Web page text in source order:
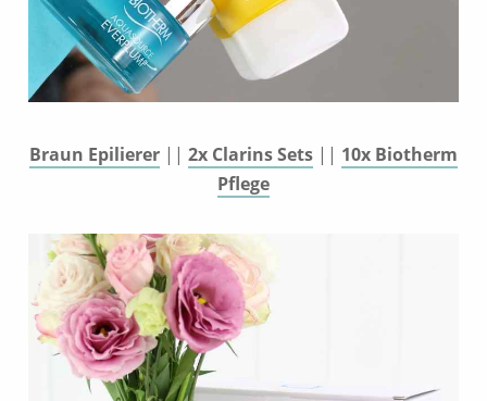
Braun Epilierer || 2x Clarins Sets || 10x Biotherm
Pflege